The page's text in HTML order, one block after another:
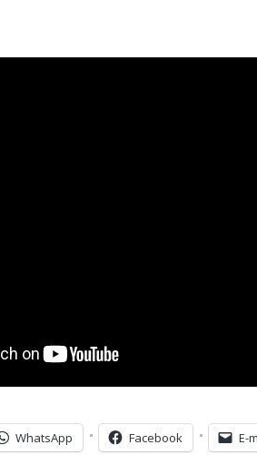
WhatsApp Facebook E-